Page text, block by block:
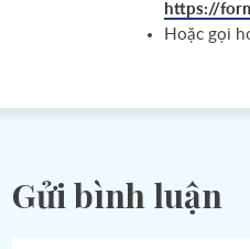
https://
Hoặc gọi
Gửi bình luận